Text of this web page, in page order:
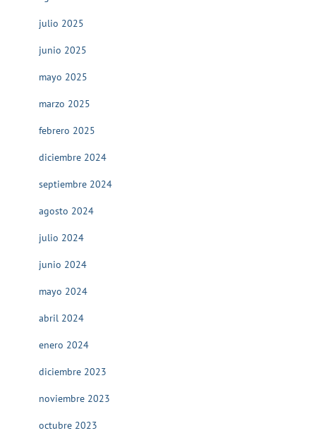
julio 2025
junio 2025
mayo 2025
marzo 2025
febrero 2025
diciembre 2024
septiembre 2024
agosto 2024
julio 2024
junio 2024
mayo 2024
abril 2024
enero 2024
diciembre 2023
noviembre 2023
octubre 2023